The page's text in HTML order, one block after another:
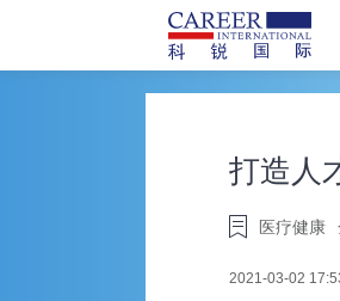
打造人
医疗健康
2021-03-02